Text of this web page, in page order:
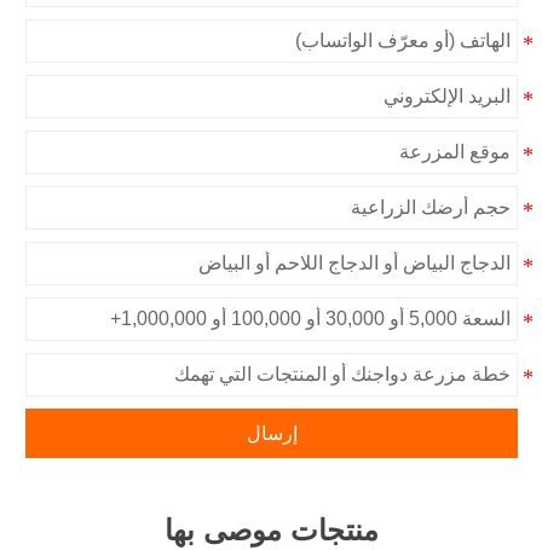
إرسال
منتجات موصى بها